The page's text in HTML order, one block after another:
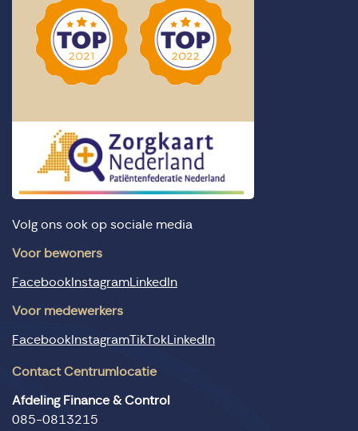
Volg ons ook op sociale media
Voor bewoners
FacebookInstagramLinkedIn
Voor medewerkers
FacebookInstagramTikTokLinkedIn
Contact Centrumlocatie
Afdeling Finance & Control
085-0813215